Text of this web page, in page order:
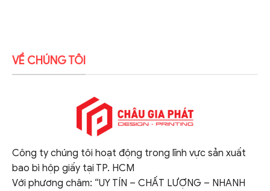
VỀ CHÚNG TÔI
Công ty chúng tôi hoạt động trong lĩnh vực sản xuất
bao bì hộp giấy tại TP. HCM
Với phương châm: “UY TÍN – CHẤT LƯỢNG – NHANH